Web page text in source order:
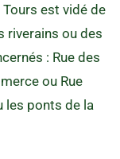
est vidé de
riverains ou des
: Rue des
ou Rue
les ponts de la